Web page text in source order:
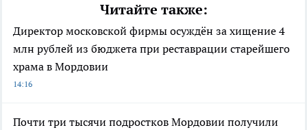
Читайте также:
Директор московской фирмы осуждён за хищение 4
млн рублей из бюджета при реставрации старейшего
храма в Мордовии
14:16
Почти три тысячи подростков Мордовии получили